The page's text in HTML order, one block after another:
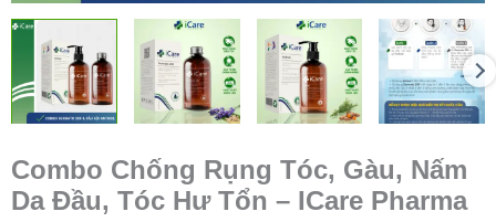
Combo Chống Rụng Tóc, Gàu, Nấm
Da Đầu, Tóc Hư Tổn – ICare Pharma